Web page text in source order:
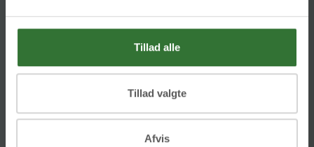
Tillad alle
Tillad valgte
Afvis
@: